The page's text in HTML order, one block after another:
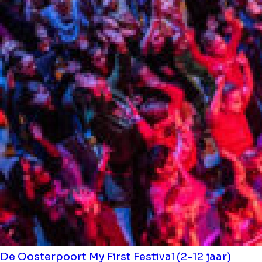
De Oosterpoort My First Festival (2-12 jaar)